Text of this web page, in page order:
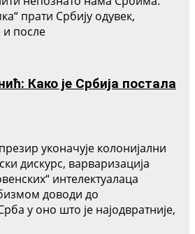
прати Србију одувек,
и после
Како је Србија постала
уконачује колонијални
дискурс, варваризација
интелектуалаца
доводи до
у оно што је најодвратније,